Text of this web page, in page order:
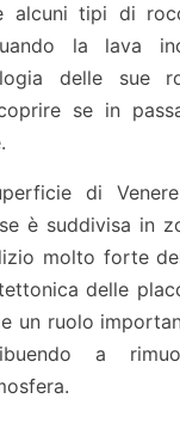
alcuni tipi di
la lava
delle sue
se in
di
è suddivisa in
molto forte
delle
un ruolo
a